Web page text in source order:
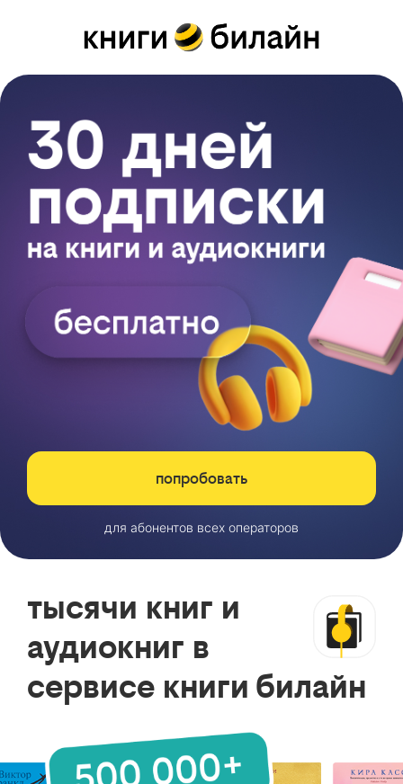
попробовать
для абонентов всех операторов
тысячи книг и
аудиокниг в
сервисе книги билайн